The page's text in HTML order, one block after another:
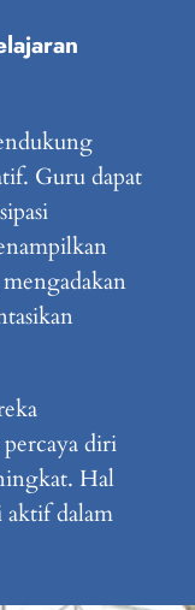
Guru dapat
diri
Hal
aktif dalam